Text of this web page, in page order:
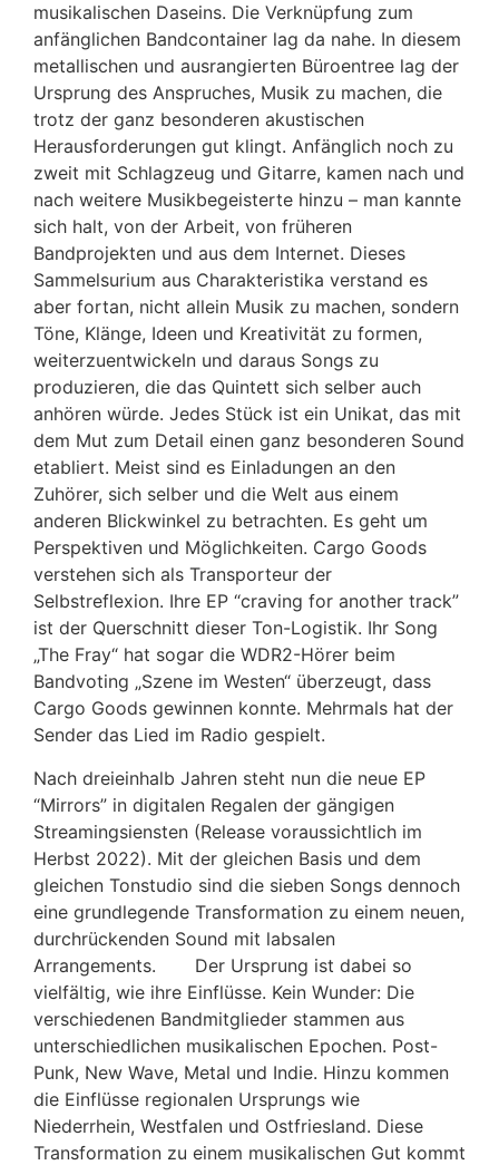
musikalischen Daseins. Die Verknüpfung zum
anfänglichen Bandcontainer lag da nahe. In diesem
metallischen und ausrangierten Büroentree lag der
Ursprung des Anspruches, Musik zu machen, die
trotz der ganz besonderen akustischen
Herausforderungen gut klingt. Anfänglich noch zu
zweit mit Schlagzeug und Gitarre, kamen nach und
nach weitere Musikbegeisterte hinzu – man kannte
sich halt, von der Arbeit, von früheren
Bandprojekten und aus dem Internet. Dieses
Sammelsurium aus Charakteristika verstand es
aber fortan, nicht allein Musik zu machen, sondern
Töne, Klänge, Ideen und Kreativität zu formen,
weiterzuentwickeln und daraus Songs zu
produzieren, die das Quintett sich selber auch
anhören würde. Jedes Stück ist ein Unikat, das mit
dem Mut zum Detail einen ganz besonderen Sound
etabliert. Meist sind es Einladungen an den
Zuhörer, sich selber und die Welt aus einem
anderen Blickwinkel zu betrachten. Es geht um
Perspektiven und Möglichkeiten. Cargo Goods
verstehen sich als Transporteur der
Selbstreflexion. Ihre EP “craving for another track”
ist der Querschnitt dieser Ton-Logistik. Ihr Song
„The Fray“ hat sogar die WDR2-Hörer beim
Bandvoting „Szene im Westen“ überzeugt, dass
Cargo Goods gewinnen konnte. Mehrmals hat der
Sender das Lied im Radio gespielt.
Nach dreieinhalb Jahren steht nun die neue EP
“Mirrors” in digitalen Regalen der gängigen
Streamingsiensten (Release voraussichtlich im
Herbst 2022). Mit der gleichen Basis und dem
gleichen Tonstudio sind die sieben Songs dennoch
eine grundlegende Transformation zu einem neuen,
durchrückenden Sound mit labsalen
Arrangements. Der Ursprung ist dabei so
vielfältig, wie ihre Einflüsse. Kein Wunder: Die
verschiedenen Bandmitglieder stammen aus
unterschiedlichen musikalischen Epochen. Post-
Punk, New Wave, Metal und Indie. Hinzu kommen
die Einflüsse regionalen Ursprungs wie
Niederrhein, Westfalen und Ostfriesland. Diese
Transformation zu einem musikalischen Gut kommt